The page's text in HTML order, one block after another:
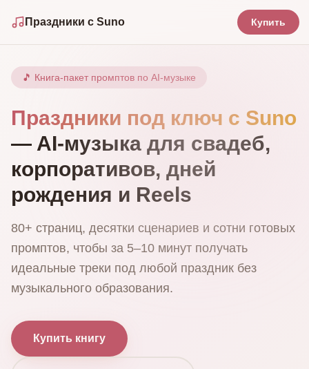
Праздники с Suno Купить
🎵 Книга‑пакет промптов по AI‑музыке
Праздники под ключ с Suno
— AI‑музыка для свадеб,
корпоративов, дней
рождения и Reels
80+ страниц, десятки сценариев и сотни готовых
промптов, чтобы за 5–10 минут получать
идеальные треки под любой праздник без
музыкального образования.
Купить книгу